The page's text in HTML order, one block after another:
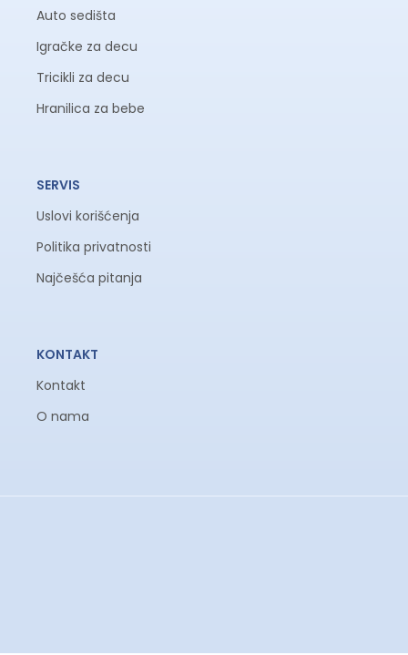
Auto sedišta
Igračke za decu
Tricikli za decu
Hranilica za bebe
SERVIS
Uslovi korišćenja
Politika privatnosti
Najčešća pitanja
KONTAKT
Kontakt
O nama